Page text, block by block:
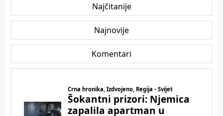
Najčitanije
Najnovije
Komentari